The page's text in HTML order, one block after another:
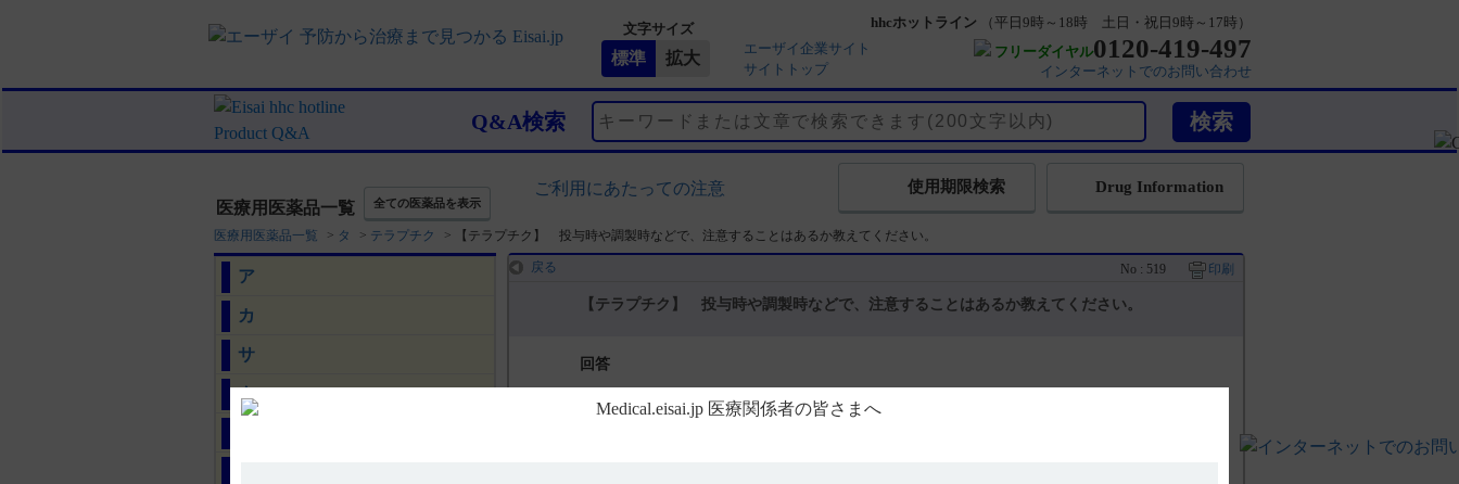
文字サイズ
エーザイ企業サイト
サイトトップ
hhcホットライン
（平日9時～18時 土日・祝日9時～17時）
フリーダイヤル0120-419-497
インターネットでのお問い合わせ
Q&A検索
医療用医薬品一覧 全ての医薬品を表示
ご利用にあたっての注意 Drug Information
使用期限検索
医療用医薬品一覧 > タ > テラプチク > 【テラプチク】 投与時や調製時などで、注意することはあるか教えてください。
ア
カ
サ
タ
戻る No : 519 印刷
【テラプチク】 投与時や調製時などで、注意することはあるか教えてください。
回答
電子添文には、重要な基本的注意に関する以下の記載があります。